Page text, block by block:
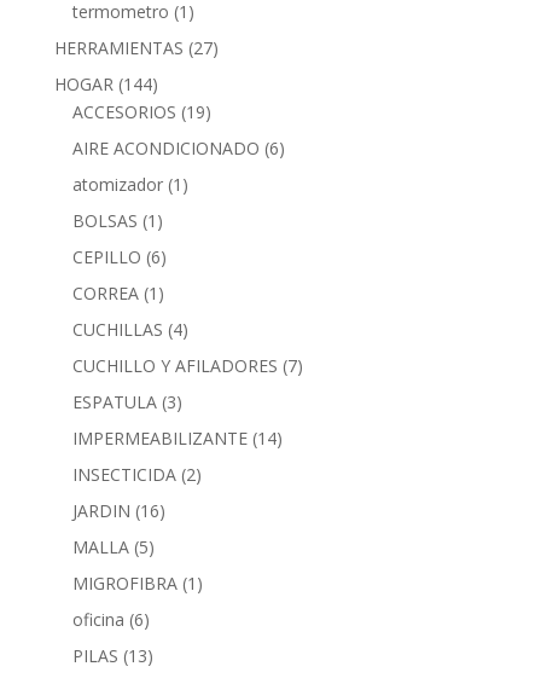
termometro (1)
HERRAMIENTAS (27)
HOGAR (144)
ACCESORIOS (19)
AIRE ACONDICIONADO (6)
atomizador (1)
BOLSAS (1)
CEPILLO (6)
CORREA (1)
CUCHILLAS (4)
CUCHILLO Y AFILADORES (7)
ESPATULA (3)
IMPERMEABILIZANTE (14)
INSECTICIDA (2)
JARDIN (16)
MALLA (5)
MIGROFIBRA (1)
oficina (6)
PILAS (13)